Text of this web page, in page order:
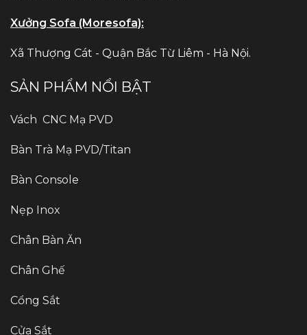
Xưởng Sofa (Moresofa):
Xã Thượng Cát - Quận Bắc Từ Liêm - Hà Nội.
SẢN PHẨM NỔI BẬT
Vách CNC Mạ PVD
Bàn Trà Mạ PVD/Titan
Bàn Console
Nẹp Inox
Chân Bàn Ăn
Chân Ghế
Cổng Sắt
Cửa Sắt